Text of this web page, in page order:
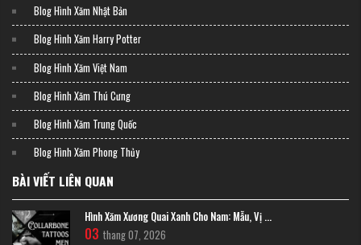
Cẳng tay quấn rồng
Thân rồng xoắn ốc từ khuỷu tay đến cổ tay tạo thành một dải liên tục. Thiết
kế này phù hợp với phong cách blackwork hoặc bộ lạc, nhấn mạnh các
đường nét tự nhiên.
Blog Hình Xăm Nhật Bản
Blog Hình Xăm Harry Potter
Blog Hình Xăm Việt Nam
Blog Hình Xăm Thú Cưng
Blog Hình Xăm Trung Quốc
Blog Hình Xăm Phong Thủy
BÀI VIẾT LIÊN QUAN
Hình Xăm Xương Quai Xanh Cho Nam: Mẫu, Vị ...
03 thang 07, 2026